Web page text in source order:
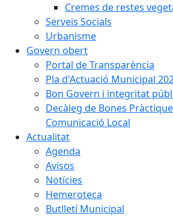
Cremes de restes
Serveis Socials
Urbanisme
Govern obert
Portal de Transparència
Pla d'Actuació Municipal
Bon Govern i integritat
Decàleg de Bones
Comunicació Local
Actualitat
Agenda
Avisos
Notícies
Hemeroteca
Butlletí Municipal